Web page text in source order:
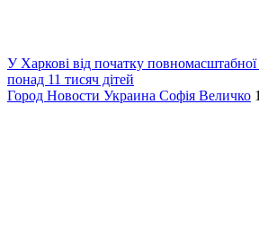
У Харкові від початку
понад 11 тисяч дітей
Город Новости Украина Софія Величко